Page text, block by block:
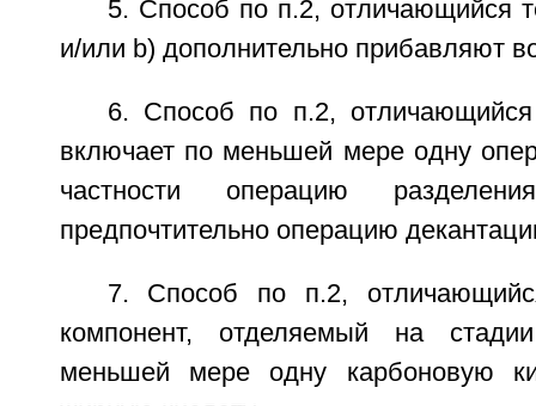
5. Способ по п.2, отличающийся
и/или b) дополнительно прибавляют
6. Способ по п.2,
включает по меньшей мере одну
частности операцию
предпочтительно операцию
7. Способ по п.2,
компонент, отделяемый на
меньшей мере одну карбоновую